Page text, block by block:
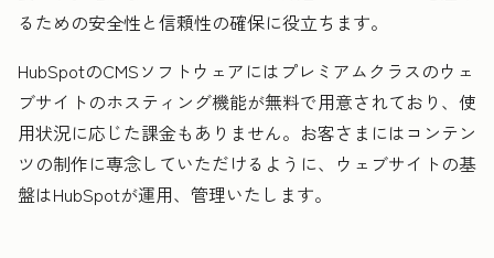
るための安全性と信頼性の確保に役立ちます。
HubSpotのCMSソフトウェアにはプレミアムクラスのウェ
ブサイトのホスティング機能が無料で用意されており、使
用状況に応じた課金もありません。お客さまにはコンテン
ツの制作に専念していただけるように、ウェブサイトの基
盤はHubSpotが運用、管理いたします。